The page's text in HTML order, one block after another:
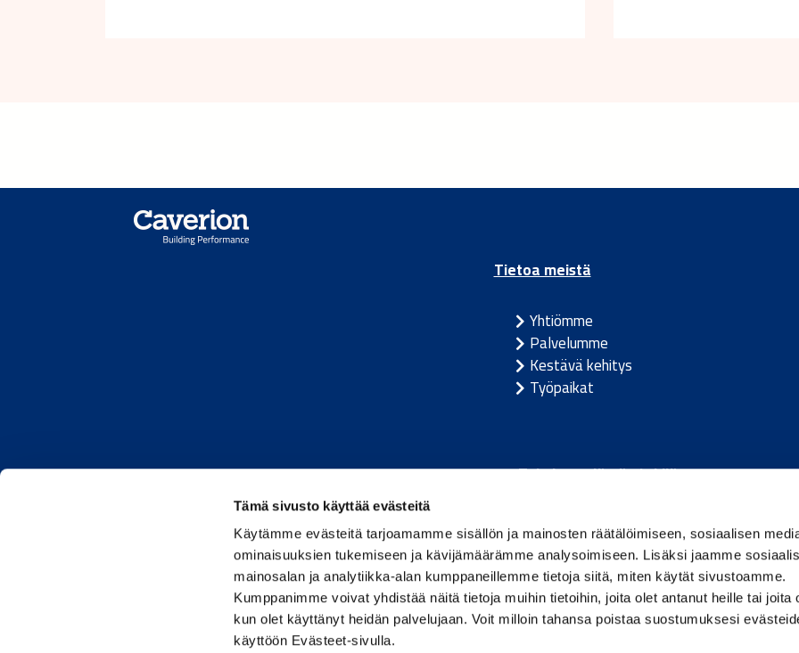
Tämä sivusto käyttää evästeitä
Käytämme evästeitä tarjoamamme sisällön ja mainosten räätälöimiseen, sosiaalisen
ominaisuuksien tukemiseen ja kävijämäärämme analysoimiseen. Lisäksi jaamme
mainosalan ja analytiikka-alan kumppaneillemme tietoja siitä, miten käytät sivustoamme.
Kumppanimme voivat yhdistää näitä tietoja muihin tietoihin, joita olet antanut heille tai joita
kun olet käyttänyt heidän palvelujaan. Voit milloin tahansa poistaa suostumuksesi
käyttöön Evästeet-sivulla.
Tietoa meistä
Yhtiömme
Palvelumme
Kestävä kehitys
Työpaikat
Toimivan elämän tekijä.
Caverion.com/Itävalta